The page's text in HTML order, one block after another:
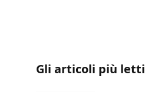
Gli articoli più letti